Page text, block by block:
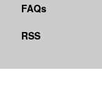
FAQs
RSS